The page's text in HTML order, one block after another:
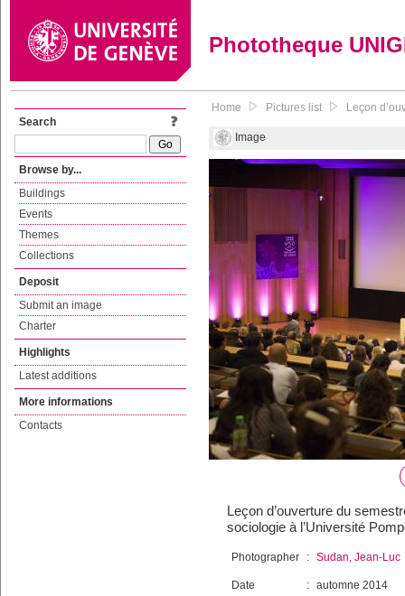
Phototheque
Search
Browse by...
Buildings
Events
Themes
Collections
Deposit
Submit an image
Charter
Highlights
Latest additions
More informations
Contacts
Home Pictures list Leçon
Image
Leçon d’ouverture du
sociologie à l’Université
Photographer : Sudan, Jean-Luc
Date : automne 2014